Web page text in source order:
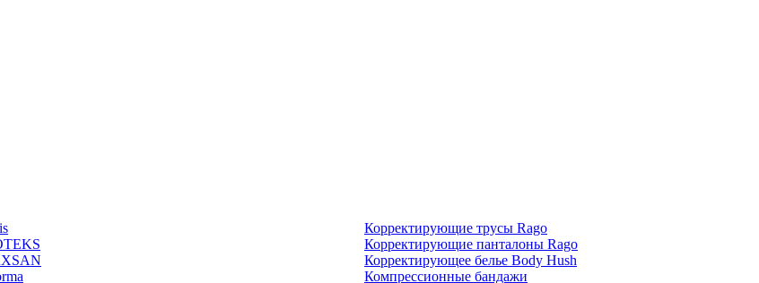
Корректирующие трусы Rago
Корректирующие панталоны Rago
Корректирующее белье Body Hush
Компрессионные бандажи